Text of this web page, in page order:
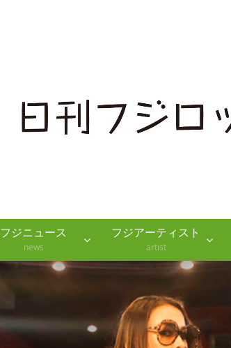
フジニュース
news
フジアーティスト
artist